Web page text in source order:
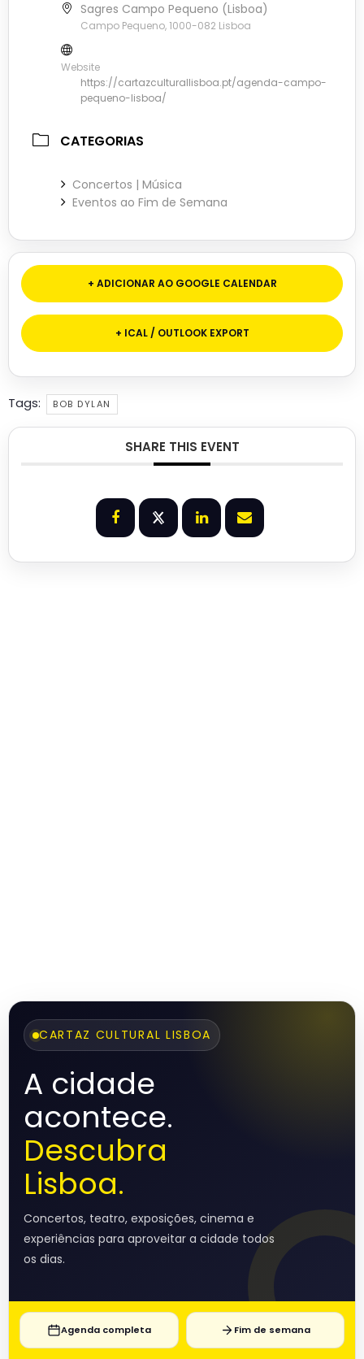
Sagres Campo Pequeno (Lisboa)
Campo Pequeno, 1000-082 Lisboa
Website
https://cartazculturallisboa.pt/agenda-campo-
pequeno-lisboa/
CATEGORIAS
Concertos | Música
Eventos ao Fim de Semana
+ ADICIONAR AO GOOGLE CALENDAR
+ ICAL / OUTLOOK EXPORT
Tags: BOB DYLAN
SHARE THIS EVENT
CARTAZ CULTURAL LISBOA
A cidade
acontece.
Descubra
Lisboa.
Concertos, teatro, exposições, cinema e
experiências para aproveitar a cidade todos
os dias.
Agenda completa Fim de semana